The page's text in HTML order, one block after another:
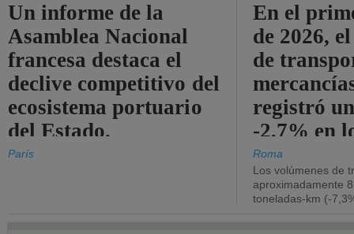
Un informe de la
Asamblea Nacional
francesa destaca el
declive competitivo del
ecosistema portuario
del Estado.
París
En el
de 2026,
de
registró
-2,7% en
Roma
Los volúmenes de
aproximadamente
toneladas-km (-